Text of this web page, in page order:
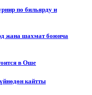
по бильярду и
жана шахмат боюнча
в Оше
кайтты